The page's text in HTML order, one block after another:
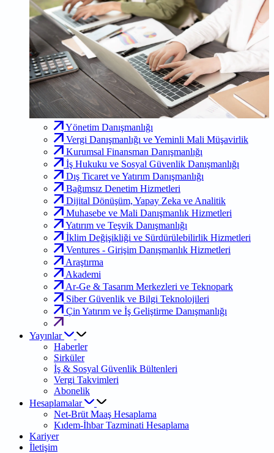
Yönetim Danışmanlığı
Vergi Danışmanlığı ve Yeminli Mali Müşavirlik
Kurumsal Finansman Danışmanlığı
İş Hukuku ve Sosyal Güvenlik Danışmanlığı
Dış Ticaret ve Yatırım Danışmanlığı
Bağımsız Denetim Hizmetleri
Dijital Dönüşüm, Yapay Zeka ve Analitik
Muhasebe ve Mali Danışmanlık Hizmetleri
Yatırım ve Teşvik Danışmanlığı
İklim Değişikliği ve Sürdürülebilirlik Hizmetleri
Ventures - Girişim Danışmanlık Hizmetleri
Araştırma
Akademi
Ar-Ge & Tasarım Merkezleri ve Teknopark
Siber Güvenlik ve Bilgi Teknolojileri
Çin Yatırım ve İş Geliştirme Danışmanlığı
Yayınlar
Haberler
Sirküler
İş & Sosyal Güvenlik Bültenleri
Vergi Takvimleri
Abonelik
Hesaplamalar
Net-Brüt Maaş Hesaplama
Kıdem-İhbar Tazminati Hesaplama
Kariyer
İletişim